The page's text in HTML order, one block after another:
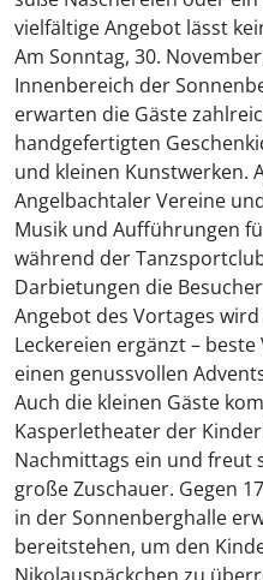
vielfältige Angebot lässt
Am Sonntag, 30.
Innenbereich der
erwarten die Gäste
handgefertigten
und kleinen Kunstwerken.
Angelbachtaler Vereine
Musik und Aufführungen
während der
Darbietungen die
Angebot des Vortages
Leckereien ergänzt –
einen genussvollen
Auch die kleinen Gäste
Kasperletheater der
Nachmittags ein und freut
große Zuschauer. Gegen
in der Sonnenberghalle
bereitstehen, um den